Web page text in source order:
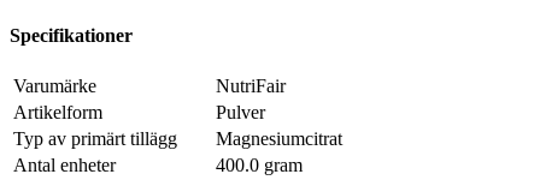
Specifikationer
Varumärke
NutriFair
Artikelform
Pulver
Typ av primärt tillägg
Magnesiumcitrat
Antal enheter
400.0 gram